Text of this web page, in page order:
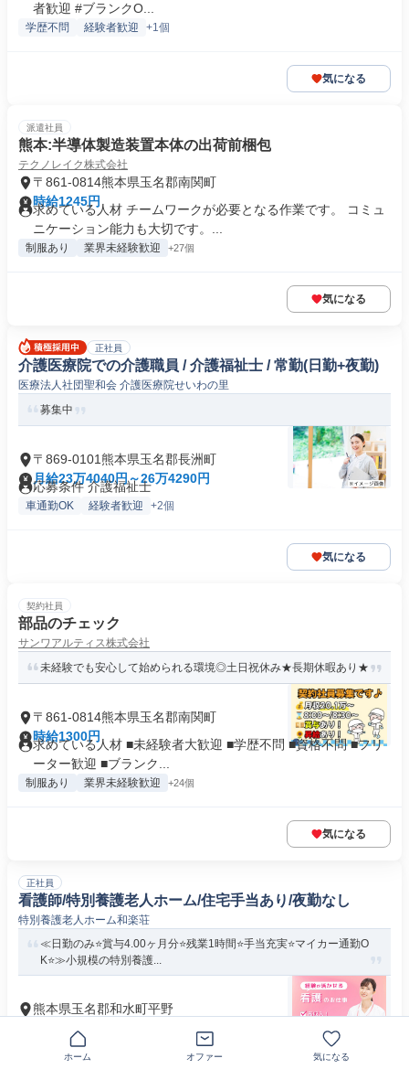
者歓迎 #ブランクO...
学歴不問 経験者歓迎 +1個
気になる
派遣社員
熊本:半導体製造装置本体の出荷前梱包
テクノレイク株式会社
〒861-0814熊本県玉名郡南関町
時給1245円
求めている人材 チームワークが必要となる作業です。 コミュ
ニケーション能力も大切です。...
制服あり 業界未経験歓迎 +27個
気になる
正社員
介護医療院での介護職員 / 介護福祉士 / 常勤(日勤+夜勤)
医療法人社団聖和会 介護医療院せいわの里
募集中
〒869-0101熊本県玉名郡長洲町
月給23万4040円～26万4290円
応募条件 介護福祉士
車通勤OK 経験者歓迎 +2個
気になる
契約社員
部品のチェック
サンワアルティス株式会社
未経験でも安心して始められる環境◎土日祝休み★長期休暇あり★
〒861-0814熊本県玉名郡南関町
時給1300円
求めている人材 ■未経験者大歓迎 ■学歴不問 ■資格不問 ■フリ
ーター歓迎 ■ブランク...
制服あり 業界未経験歓迎 +24個
気になる
正社員
看護師/特別養護老人ホーム/住宅手当あり/夜勤なし
特別養護老人ホーム和楽荘
≪日勤のみ⭐賞与4.00ヶ月分⭐残業1時間⭐手当充実⭐マイカー通勤O
K⭐≫小規模の特別養護...
熊本県玉名郡和水町平野
月給22万1800円～27万6200円
【応募資格】 正看護師 【メリット】 #長期 #学歴不問 #経験
者歓迎 #ブランクO...
ホーム オファー 気になる